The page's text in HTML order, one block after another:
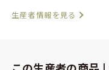
生産者情報を見る